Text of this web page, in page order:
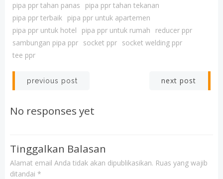
pipa ppr tahan panas
pipa ppr tahan tekanan
pipa ppr terbaik pipa ppr untuk apartemen
pipa ppr untuk hotel
pipa ppr untuk rumah
reducer ppr
sambungan pipa ppr socket ppr socket welding ppr
tee ppr
Post
navigation
previous post next post
No responses yet
Tinggalkan Balasan
Alamat email Anda tidak akan dipublikasikan. Ruas yang wajib
ditandai *